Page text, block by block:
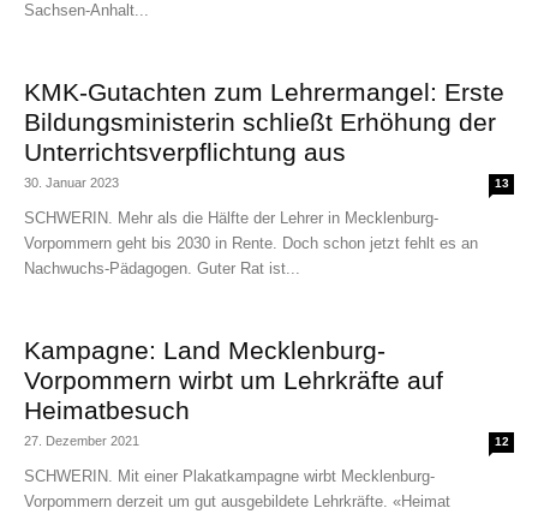
Sachsen-Anhalt...
KMK-Gutachten zum Lehrermangel: Erste
Bildungsministerin schließt Erhöhung der
Unterrichtsverpflichtung aus
30. Januar 2023 13
SCHWERIN. Mehr als die Hälfte der Lehrer in Mecklenburg-
Vorpommern geht bis 2030 in Rente. Doch schon jetzt fehlt es an
Nachwuchs-Pädagogen. Guter Rat ist...
Kampagne: Land Mecklenburg-
Vorpommern wirbt um Lehrkräfte auf
Heimatbesuch
27. Dezember 2021 12
SCHWERIN. Mit einer Plakatkampagne wirbt Mecklenburg-
Vorpommern derzeit um gut ausgebildete Lehrkräfte. «Heimat